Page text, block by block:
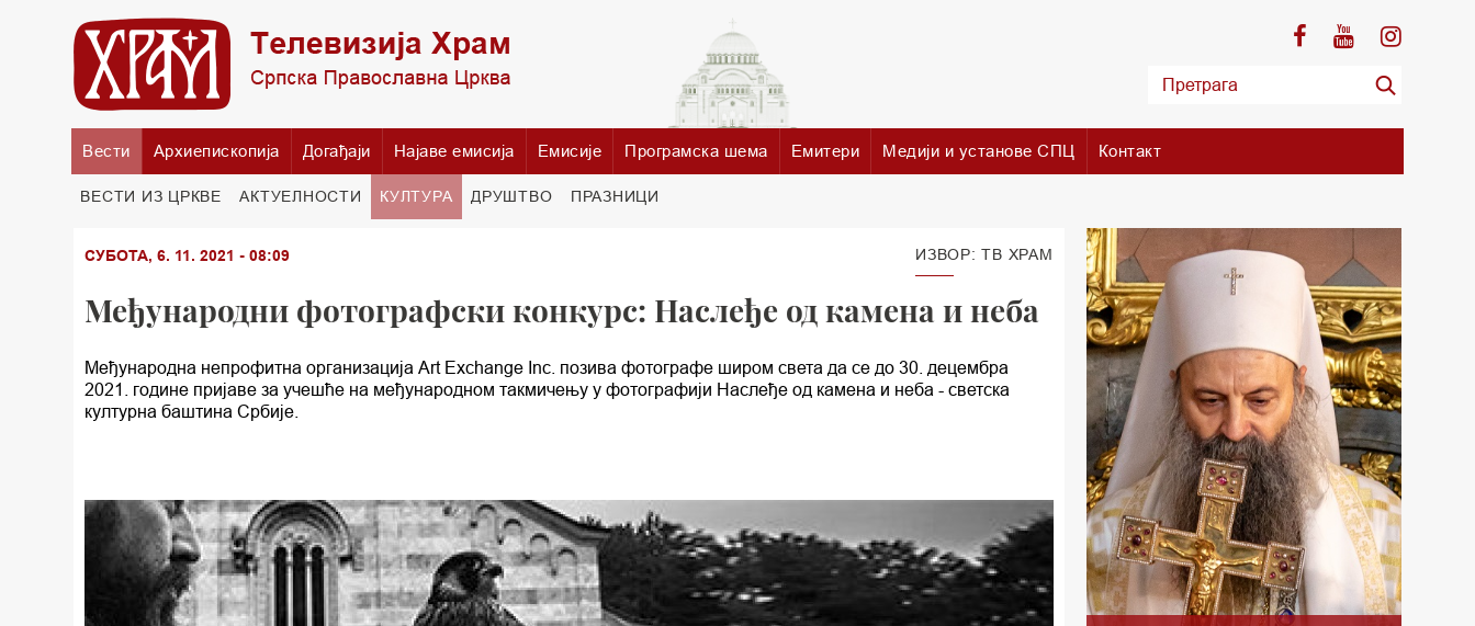
Вести Архиепископија Догађаји Најаве емисија Емисије Програмска шема Емитери Медији и установе СПЦ Контакт
ВЕСТИ ИЗ ЦРКВЕ АКТУЕЛНОСТИ КУЛТУРА ДРУШТВО ПРАЗНИЦИ
СУБОТА, 6. 11. 2021 - 08:09 ИЗВОР: ТВ ХРАМ
Међународни фотографски конкурс: Наслеђе од камена и неба
Међународна непрофитна организација Art Exchange Inc. позива фотографе широм света да се до 30. децембра
2021. године пријаве за учешће на међународном такмичењу у фотографији Наслеђе од камена и неба - светска
културна баштина Србије.